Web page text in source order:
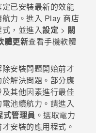
已安裝最新的效能
力。進入 Play 商店
，並進入設定 > 關
體更新查看手機軟體
安裝問題開始前才
解決問題。部分應
其他因素進行最佳
池續航力。請進入
式管理員 。選取電力
安裝的應用程式。